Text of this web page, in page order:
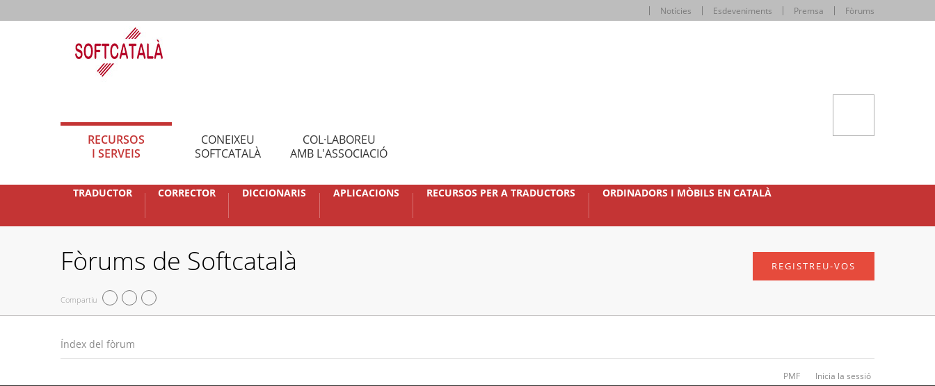
Notícies Esdeveniments Premsa Fòrums
RECURSOS
I SERVEIS
CONEIXEU
SOFTCATALÀ
COL·LABOREU
AMB L'ASSOCIACIÓ
TRADUCTOR CORRECTOR DICCIONARIS APLICACIONS RECURSOS PER A TRADUCTORS ORDINADORS I MÒBILS EN CATALÀ
Fòrums de Softcatalà
Compartiu
REGISTREU-VOS
Índex del fòrum
PMF Inicia la sessió